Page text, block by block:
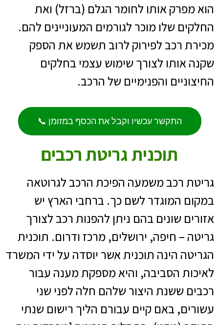
הוא מפרק אותו לחומר הגלם (ברזל) ואת
החלקים שלו מוכר לגורמים המעוניינים להם.
מכירת רכב לפירוק לרוב תשמש את הספק
שקנה אותו לצורך שימוש עצמי בחלקים
החיצוניים והפנימיים של הרכב.
התקשר עכשיו וקבל את הכסף במזומן 📞
תוכנית גריטת רכבים
גריטת רכב משמעה הפיכת הרכב לגרוטאה
במקום המוגדר לשם כך. ברחבי הארץ יש
אזורים שונים בהם ניתן להפנות רכב לצורך
גריטה – חיפה, ירושלים, מרכז ודרום. תוכנית
הגריטה הינה תוכנית אשר יוסדה על ידי המשרד
לאיכות הסביבה, והיא מספקת מענה עבור
רכבים ששנת היצור שלהם חלה לפני שני
עשורים, באם קיים עבורם הליך רישום שנתי